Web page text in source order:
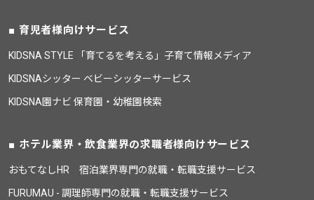
育児者様向けサービス
KIDSNA STYLE 「育てるを考える」子育て情報メディア
KIDSNAシッター ベビーシッターサービス
KIDSNA園ナビ 保育園・幼稚園検索
ホテル業界・飲食業界の求職者様向けサービス
おもてなしHR 宿泊業界専門の就職・転職支援サービス
FURUMAU - 調理師専門の就職・転職支援サービス